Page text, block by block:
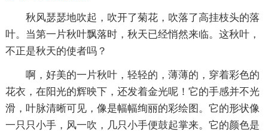
秋风瑟瑟地吹起，吹开了菊花，吹落了高挂枝头的落
叶。当第一片秋叶飘落时，秋天已经悄然来临。这秋叶，
不正是秋天的使者吗？
啊，好美的一片秋叶，轻轻的，薄薄的，穿着彩色的
花衣，在阳光的辉映下，还发着金光呢！它的手感并不光
滑，叶脉清晰可见，像是幅幅绚丽的彩绘图。它的形状像
一只只小手，风一吹，几只小手便鼓起掌来。它的颜色是